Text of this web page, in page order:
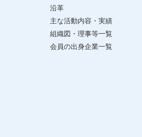
沿革
主な活動内容・実績
組織図・理事等一覧
会員の出身企業一覧